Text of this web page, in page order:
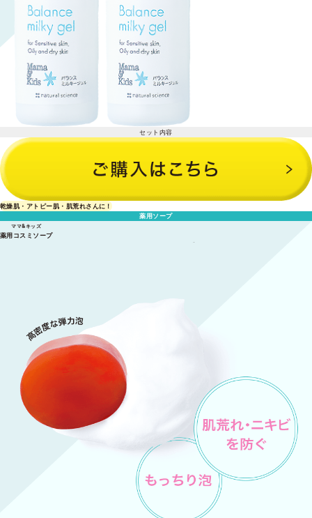
セット内容
バランスミルキージェル 120ml×2本
乾燥肌・アトピー肌・肌荒れさんに！
薬用ソープ
ママ&キッズ
薬用コスミソープ